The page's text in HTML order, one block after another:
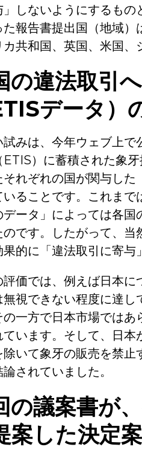
」しないようにするも
た報告書提出国（地域
カ共和国、英国、米国、
の違法取引
データ）
試みは、今年ウェブ上
ETIS）に蓄積された象
それぞれの国が関与し
いることです。これま
データ」によっては各
のです。したがって、
果的に「違法取引に寄与
評価では、例えば日本に
無視できない程度に達し
の一方で日本市場では
ています。そして、日
除いて象牙の販売を禁
されていました。
の議案書が
案した決定案